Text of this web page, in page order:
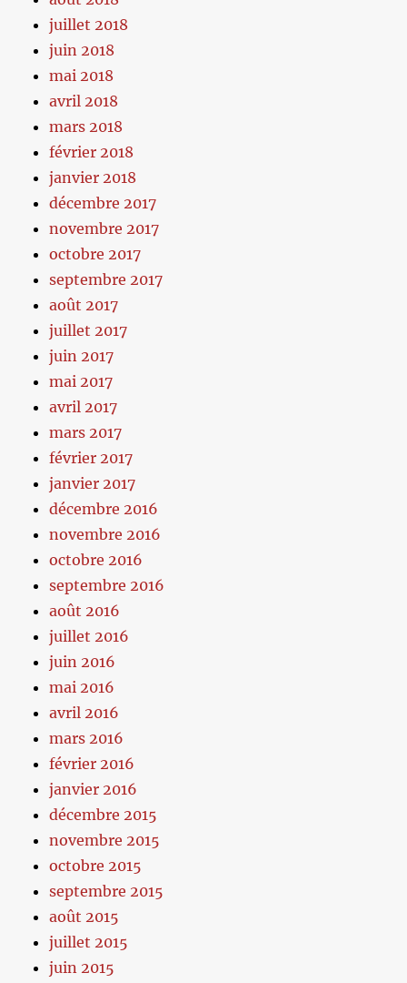
juillet 2018
juin 2018
mai 2018
avril 2018
mars 2018
février 2018
janvier 2018
décembre 2017
novembre 2017
octobre 2017
septembre 2017
août 2017
juillet 2017
juin 2017
mai 2017
avril 2017
mars 2017
février 2017
janvier 2017
décembre 2016
novembre 2016
octobre 2016
septembre 2016
août 2016
juillet 2016
juin 2016
mai 2016
avril 2016
mars 2016
février 2016
janvier 2016
décembre 2015
novembre 2015
octobre 2015
septembre 2015
août 2015
juillet 2015
juin 2015